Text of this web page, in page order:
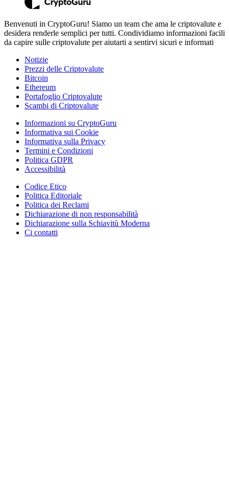
Benvenuti in CryptoGuru! Siamo un team che ama le criptovalute e
desidera renderle semplici per tutti. Condividiamo informazioni facili
da capire sulle criptovalute per aiutarti a sentirvi sicuri e informati
Notizie
Prezzi delle Criptovalute
Bitcoin
Ethereum
Portafoglio Criptovalute
Scambi di Criptovalute
Informazioni su CryptoGuru
Informativa sui Cookie
Informativa sulla Privacy
Termini e Condizioni
Politica GDPR
Accessibilità
Codice Etico
Politica Editoriale
Politica dei Reclami
Dichiarazione di non responsabilità
Dichiarazione sulla Schiavitù Moderna
Ci contatti